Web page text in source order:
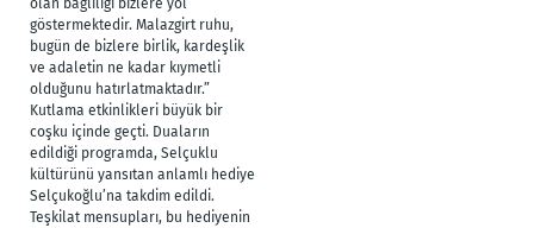
göstermektedir. Malazgirt ruhu,
bugün de bizlere birlik, kardeşlik
ve adaletin ne kadar kıymetli
olduğunu hatırlatmaktadır.”
Kutlama etkinlikleri büyük bir
coşku içinde geçti. Duaların
edildiği programda, Selçuklu
kültürünü yansıtan anlamlı hediye
Selçukoğlu’na takdim edildi.
Teşkilat mensupları, bu hediyenin